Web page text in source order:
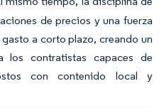
de precios y una fuerza
a corto plazo, creando un
los contratistas capaces de
con contenido local y